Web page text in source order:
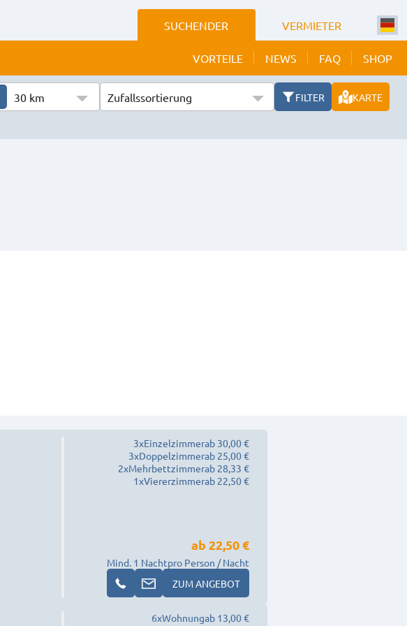
SUCHENDER VERMIETER
VORTEILE NEWS FAQ SHOP
30 km Zufallssortierung FILTER
KARTE
3xEinzelzimmerab 30,00 €
3xDoppelzimmerab 25,00 €
2xMehrbettzimmerab 28,33 €
1xViererzimmerab 22,50 €
Mind. 1 Nacht
ab 22,50 €
pro Person / Nacht
ZUM ANGEBOT
6xWohnungab 13,00 €